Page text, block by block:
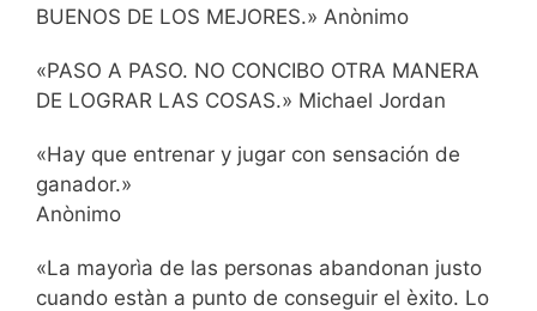
BUENOS DE LOS MEJORES.» Anònimo
«PASO A PASO. NO CONCIBO OTRA MANERA
DE LOGRAR LAS COSAS.» Michael Jordan
«Hay que entrenar y jugar con sensación de
ganador.»
Anònimo
«La mayorìa de las personas abandonan justo
cuando estàn a punto de conseguir el èxito. Lo